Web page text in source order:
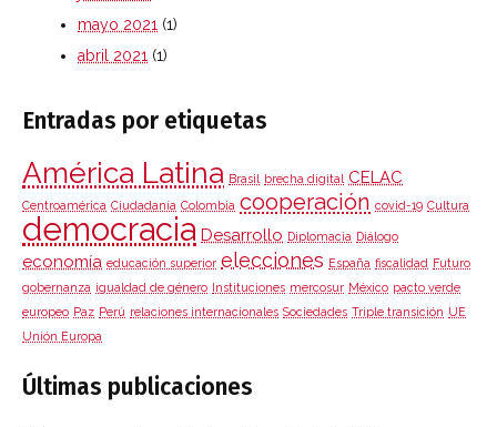
mayo 2021 (1)
abril 2021 (1)
Entradas por etiquetas
América Latina Brasil brecha digital CELAC
Centroamérica Ciudadanía Colombia cooperación covid-19 Cultura
democracia Desarrollo Diplomacia Diálogo
economía educación superior elecciones España fiscalidad Futuro
gobernanza igualdad de género Instituciones mercosur México pacto verde
europeo Paz Perú relaciones internacionales Sociedades Triple transición UE
Unión Europa
Últimas publicaciones